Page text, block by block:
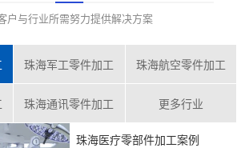
户与行业所需努力提供解决方案
珠海军工零件加工 珠海航空零件加工
珠海通讯零件加工 更多行业
珠海医疗零部件加工案例